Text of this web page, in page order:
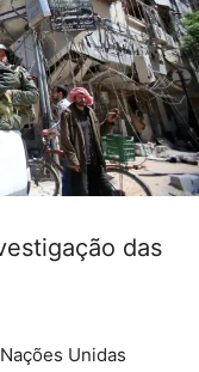
das
Unidas